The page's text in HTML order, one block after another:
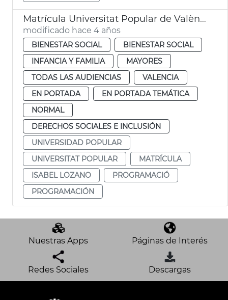
Matrícula Universitat Popular de València
modificado hace 4 años
BIENESTAR SOCIAL
BIENESTAR SOCIAL
INFANCIA Y FAMILIA
MAYORES
TODAS LAS AUDIENCIAS
VALENCIA
EN PORTADA
EN PORTADA TEMÁTICA
NORMAL
DERECHOS SOCIALES E INCLUSIÓN
UNIVERSIDAD POPULAR
UNIVERSITAT POPULAR
MATRÍCULA
ISABEL LOZANO
PROGRAMACIÓ
PROGRAMACIÓN
Nuestras Apps Páginas de Interés
Redes Sociales Descargas